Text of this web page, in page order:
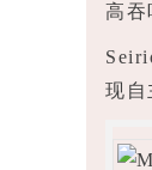
高吞
现自